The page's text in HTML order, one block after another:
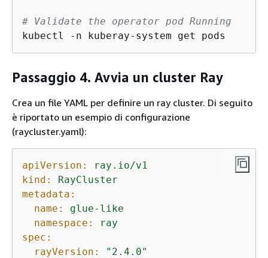
# Validate the operator pod Running
kubectl -n kuberay-system get pods
Passaggio 4. Avvia un cluster Ray
Crea un file YAML per definire un ray cluster. Di seguito
è riportato un esempio di configurazione
(raycluster.yaml):
apiVersion:
ray.io/v1
kind:
RayCluster
metadata:
name:
glue-like
namespace:
ray
spec:
rayVersion:
"2.4.0"